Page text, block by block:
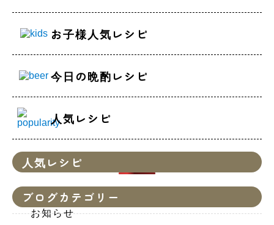
お子様人気レシピ
今日の晩酌レシピ
人気レシピ
人気レシピ
ブログカテゴリー
お知らせ